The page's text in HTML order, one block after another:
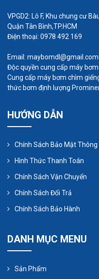
chất
Các bộ phận khác
chất
Có rất nhiều yếu tố
cho phép nó hoạt
tầm quan trọng của
thể và hiệu quả hoạt
VPGD2: Lô F, Khu chung cư
Quận Tân Bình,TP.HCM
Điện thoại: 0978 492 169
Email: maybomdl@gmail.com
Độc quyền cung cấp máy
Cung cấp máy bơm chìm
thức bơm định lượng
HƯỚNG DẪN
Chính Sách Bảo Mật Thông
Hình Thức Thanh Toán
Chính Sách Vận Chuyển
Chính Sách Đổi Trả
Chính Sách Bảo Hành
DANH MỤC MENU
Sản Phẩm